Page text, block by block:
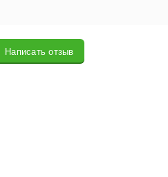
Написать отзыв